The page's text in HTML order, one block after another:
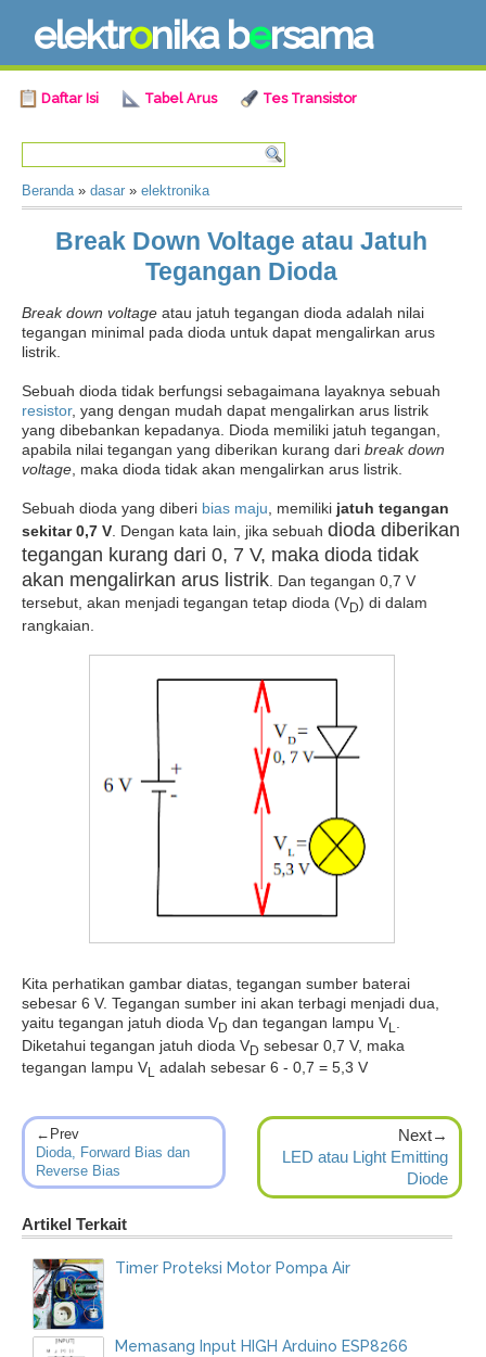
elektronika bersama
Daftar Isi Tabel Arus Tes Transistor
Beranda» dasar » elektronika
Break Down Voltage atau Jatuh
Tegangan Dioda
Break down voltage atau jatuh tegangan dioda adalah nilai
tegangan minimal pada dioda untuk dapat mengalirkan arus
listrik.
Sebuah dioda tidak berfungsi sebagaimana layaknya sebuah
resistor, yang dengan mudah dapat mengalirkan arus listrik
yang dibebankan kepadanya. Dioda memiliki jatuh tegangan,
apabila nilai tegangan yang diberikan kurang dari break down
voltage , maka dioda tidak akan mengalirkan arus listrik.
Sebuah dioda yang diberi bias maju , memiliki jatuh tegangan
sekitar 0,7 V . Dengan kata lain, jika sebuah dioda diberikan
tegangan kurang dari 0, 7 V, maka dioda tidak
akan mengalirkan arus listrik . Dan tegangan 0,7 V
tersebut, akan menjadi tegangan tetap dioda (VD) di dalam
rangkaian.
Kita perhatikan gambar diatas, tegangan sumber baterai
sebesar 6 V. Tegangan sumber ini akan terbagi menjadi dua,
yaitu tegangan jatuh dioda VD dan tegangan lampu VL
Diketahui tegangan jatuh dioda VD sebesar 0,7 V, maka
tegangan lampu V
adalah sebesar 6 - 0,7 = 5,3 V
Next→
LED atau Light Emitting
Diode
←Prev
Dioda, Forward Bias dan
Reverse Bias
Artikel Terkait
Timer Proteksi Motor Pompa Air
Memasang Input HIGH Arduino ESP8266